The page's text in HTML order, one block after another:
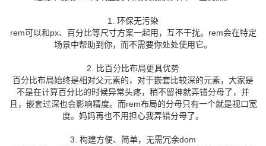
1. 环保无污染
rem可以和px、百分比等尺寸方案一起用，互不干扰。rem会在特定
场景中帮助到你，而不需要你处处使用它。
2. 比百分比布局更具优势
百分比布局始终是相对父元素的，对于嵌套比较深的元素，大家是
不是在计算百分比的时候异常头疼，稍不留神就弄错分母了，并
且，嵌套过深也会影响精度。而rem布局的分母只有一个就是视口宽
度。妈妈再也不用担心我弄错分母了。
3. 构建方便、简单，无需冗余dom